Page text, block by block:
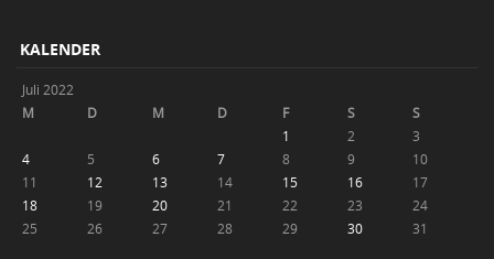
KALENDER
Juli 2022
M
D M D F S
S
1
2
3
4
5 6 7 8 9
10
11
12 13 14 15 16
17
18
19 20 21 22 23
24
25
26 27 28 29 30 31